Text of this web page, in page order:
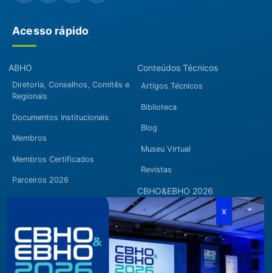
Acesso rápido
ABHO
Diretoria, Conselhos, Comitês e
Regionais
Documentos Institucionais
Membros
Membros Certificados
Parceiros 2026
Filiação Pessoa Jurídica
Certificação
Conteúdos Técnicos
Artigos Técnicos
Biblioteca
Blog
Museu Virtual
Revistas
CBHO&EBHO 2026
CBHO&EBHO 2026
Chamada para Trabalhos
Técnicos 2026
Programação preliminar